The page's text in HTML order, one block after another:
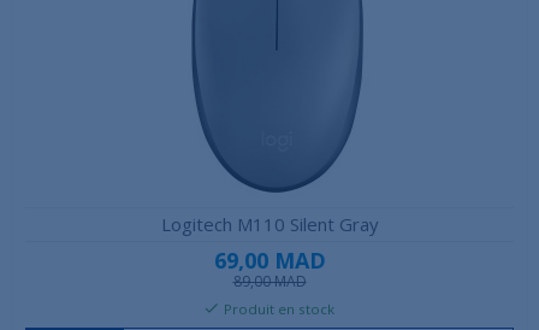
Logitech M110 Silent Gray
69,00 MAD
89,00 MAD
Produit en stock